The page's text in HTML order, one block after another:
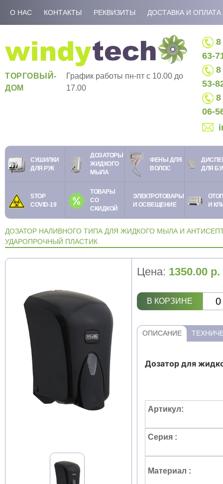
О НАС КОНТАКТЫ РЕКВИЗИТЫ ДОСТАВКА И ОПЛАТА
ТОРГОВЫЙ-
ДОМ
График работы пн-пт c 10.00 до
17.00
8
63-
8
53-
8
06-
СУШИЛКИ
ДЛЯ РУК
ДОЗАТОРЫ
ЖИДКОГО
МЫЛА
ФЕНЫ ДЛЯ
ВОЛОС
ДЛЯ
STOP
COVID-19
ТОВАРЫ
СО
СКИДКОЙ
ЭЛЕКТРОТОВАРЫ
И ОСВЕЩЕНИЕ
И
ДОЗАТОР НАЛИВНОГО ТИПА ДЛЯ ЖИДКОГО МЫЛА И
УДАРОПРОЧНЫЙ ПЛАСТИК
Цена: 1350.00 р.
В КОРЗИНЕ
ОПИСАНИЕ
Дозатор для
Артикул:
Серия :
Материал :